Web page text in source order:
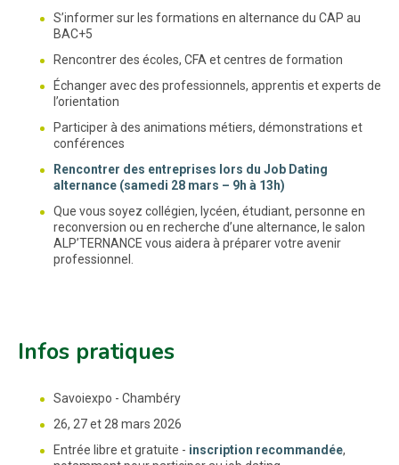
S’informer sur les formations en alternance du CAP au
BAC+5
Rencontrer des écoles, CFA et centres de formation
Échanger avec des professionnels, apprentis et experts de
l’orientation
Participer à des animations métiers, démonstrations et
conférences
Rencontrer des entreprises lors du Job Dating
alternance (samedi 28 mars – 9h à 13h)
Que vous soyez collégien, lycéen, étudiant, personne en
reconversion ou en recherche d’une alternance, le salon
ALP’TERNANCE vous aidera à préparer votre avenir
professionnel.
Infos pratiques
Savoiexpo - Chambéry
26, 27 et 28 mars 2026
Entrée libre et gratuite - inscription recommandée,